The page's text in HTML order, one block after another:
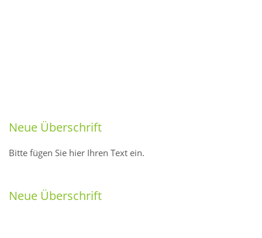
Neue Überschrift
Bitte fügen Sie hier Ihren Text ein.
Neue Überschrift